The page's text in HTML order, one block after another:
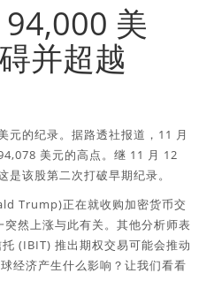
美
并超越
元的纪录。据路透社报道，11 月
美元的高点。继 11 月 12
是该股第二次打破早期纪录。
Trump)正在就收购加密货币交
然上涨与此有关。其他分析师表
(IBIT) 推出期权交易可能会推动
经济产生什么影响？让我们看看